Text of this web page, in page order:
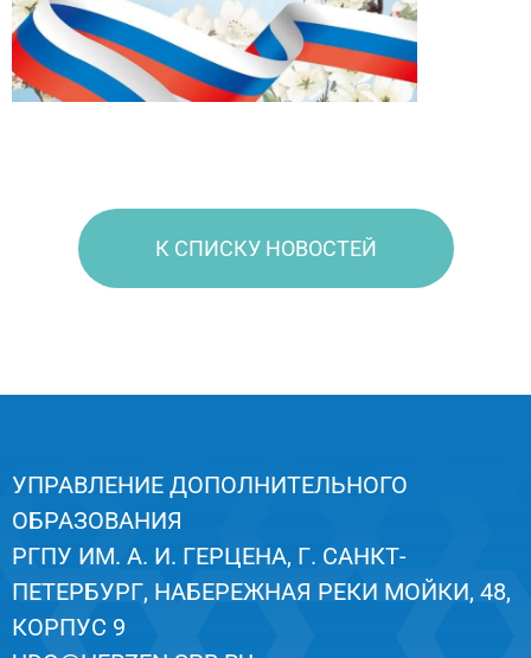
К СПИСКУ НОВОСТЕЙ
УПРАВЛЕНИЕ ДОПОЛНИТЕЛЬНОГО
ОБРАЗОВАНИЯ
РГПУ ИМ. А. И. ГЕРЦЕНА, Г. САНКТ-
ПЕТЕРБУРГ, НАБЕРЕЖНАЯ РЕКИ МОЙКИ, 48,
КОРПУС 9